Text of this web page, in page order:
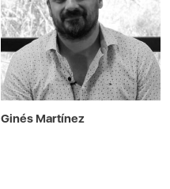
Ginés Martínez